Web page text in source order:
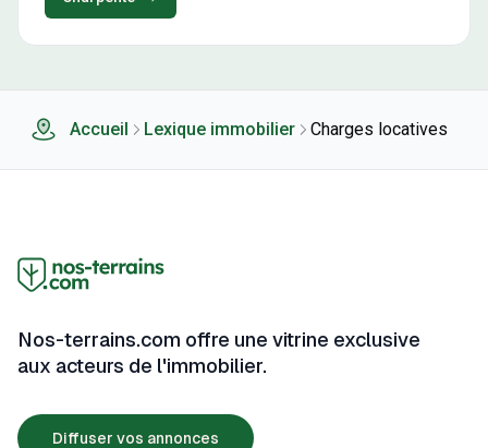
Accueil Lexique immobilier Charges locatives
Nos-terrains.com offre une vitrine exclusive
aux acteurs de l'immobilier.
Diffuser vos annonces